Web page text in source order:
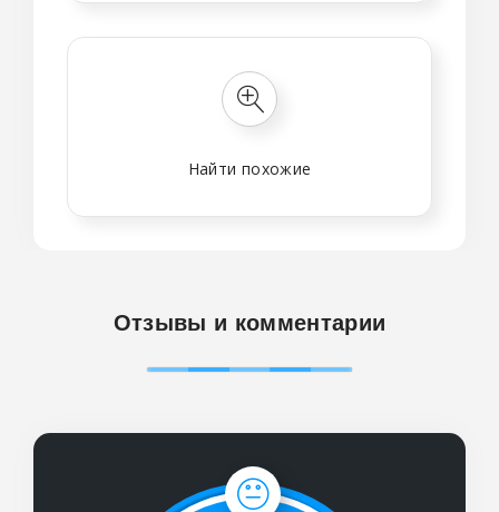
Найти похожие
Отзывы и комментарии